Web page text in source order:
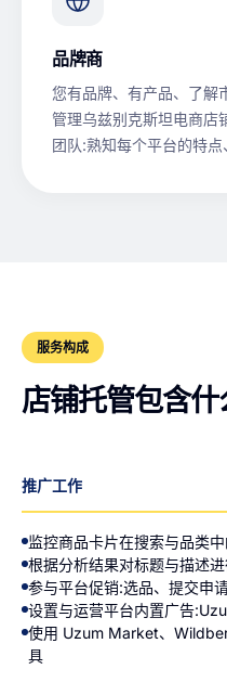
品牌商
您有品牌、有产品、了
管理乌兹别克斯坦电商店
团队:熟知每个平台的特点
服务构成
店铺托管包含什
推广工作
监控商品卡片在搜索与品类中
根据分析结果对标题与描述
参与平台促销:选品、提交申
设置与运营平台内置广告
使用 Uzum Market、
具